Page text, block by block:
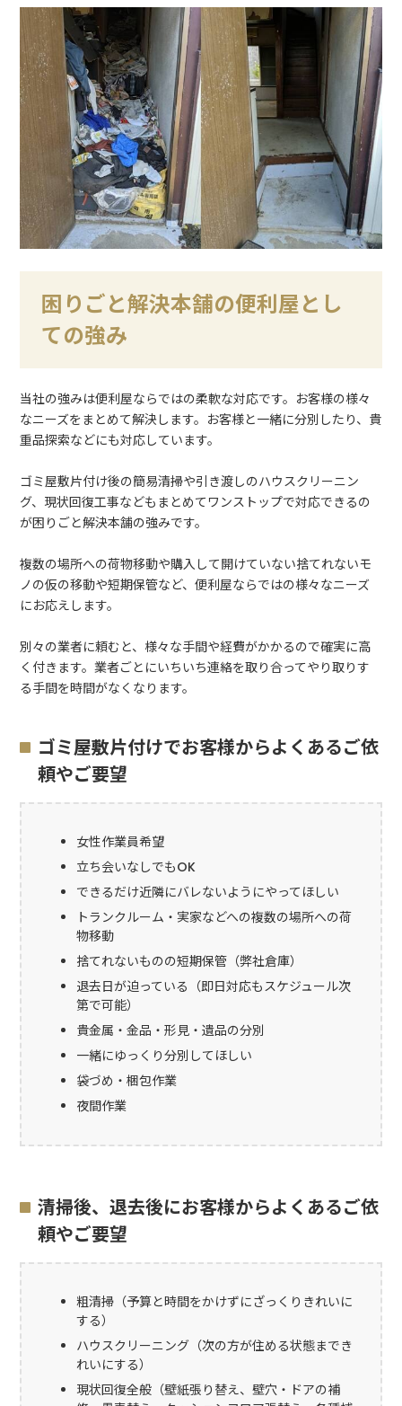
困りごと解決本舗の便利屋とし
ての強み
当社の強みは便利屋ならではの柔軟な対応です。お客様の様々
なニーズをまとめて解決します。お客様と一緒に分別したり、貴
重品探索などにも対応しています。
ゴミ屋敷片付け後の簡易清掃や引き渡しのハウスクリーニン
グ、現状回復工事などもまとめてワンストップで対応できるの
が困りごと解決本舗の強みです。
複数の場所への荷物移動や購入して開けていない捨てれないモ
ノの仮の移動や短期保管など、便利屋ならではの様々なニーズ
にお応えします。
別々の業者に頼むと、様々な手間や経費がかかるので確実に高
く付きます。業者ごとにいちいち連絡を取り合ってやり取りす
る手間を時間がなくなります。
ゴミ屋敷片付けでお客様からよくあるご依
頼やご要望
女性作業員希望
立ち会いなしでもOK
できるだけ近隣にバレないようにやってほしい
トランクルーム・実家などへの複数の場所への荷
物移動
捨てれないものの短期保管（弊社倉庫）
退去日が迫っている（即日対応もスケジュール次
第で可能）
貴金属・金品・形見・遺品の分別
一緒にゆっくり分別してほしい
袋づめ・梱包作業
夜間作業
清掃後、退去後にお客様からよくあるご依
頼やご要望
粗清掃（予算と時間をかけずにざっくりきれいに
する）
ハウスクリーニング（次の方が住める状態までき
れいにする）
現状回復全般（壁紙張り替え、壁穴・ドアの補